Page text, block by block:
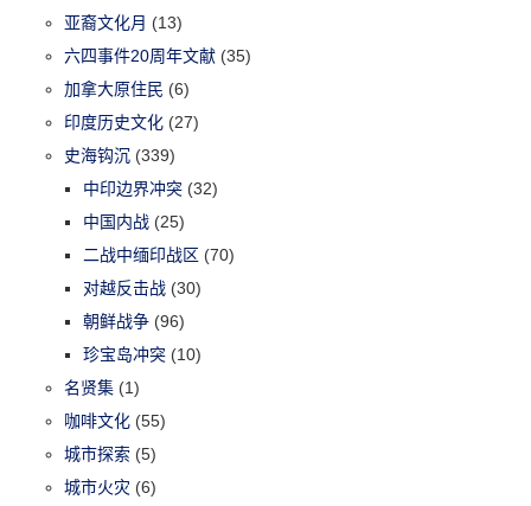
亚裔文化月 (13)
六四事件20周年文献 (35)
加拿大原住民 (6)
印度历史文化 (27)
史海钩沉 (339)
中印边界冲突 (32)
中国内战 (25)
二战中缅印战区 (70)
对越反击战 (30)
朝鲜战争 (96)
珍宝岛冲突 (10)
名贤集 (1)
咖啡文化 (55)
城市探索 (5)
城市火灾 (6)